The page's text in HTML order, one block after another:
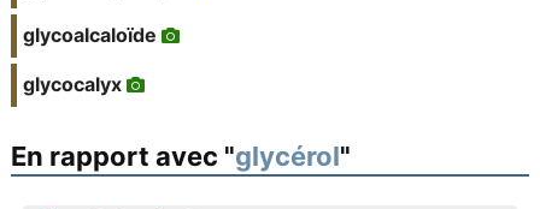
glycoalcaloïde
glycocalyx
En rapport avec "glycérol"